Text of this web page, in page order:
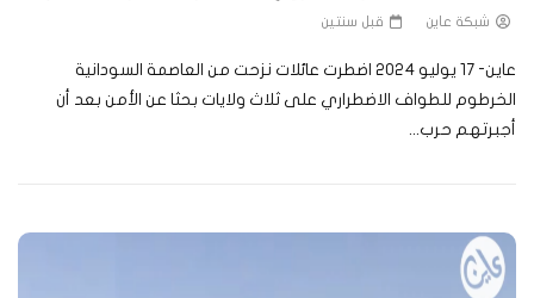
شبكة عاين قبل سنتين
عاين- 17 يوليو 2024 اضطرت عائلات نزحت من العاصمة السودانية
الخرطوم للطواف الاضطراري على ثلاث ولايات بحثا عن الأمن بعد أن
أجبرتهم حرب...